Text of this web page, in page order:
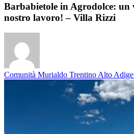
Barbabietole in Agrodolce: un
nostro lavoro! – Villa Rizzi
Comunità Murialdo Trentino Alto